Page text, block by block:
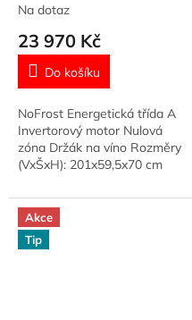
Průměrné
produktu
5,0
5
hvězdiček.
Na dotaz
23 970 Kč
Do košíku
NoFrost Energetická třída A
Invertorový motor Nulová
zóna Držák na víno Rozměry
(VxŠxH): 201x59,5x70 cm
Akce
Tip